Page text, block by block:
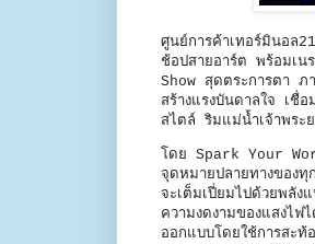
ศูนย์การค้าเทอร์มินอล
ช้อปสายอาร์ต พร้อมเน
Show สุดตระการตา ภ
สร้างแรงบันดาลใจ เชื่
สไตล์ ริมแม่น้ำเจ้าพร
โดย Spark Your
จุดหมายปลายทางของ
จะเต็มเปี่ยมไปด้วยพลัง
ความงดงามของแสงไ
ออกแบบโดยใช้การสะ